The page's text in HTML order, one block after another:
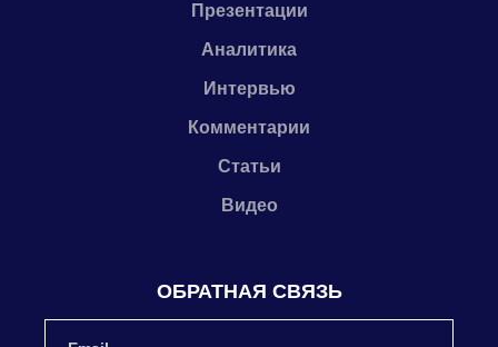
Презентации
Аналитика
Интервью
Комментарии
Статьи
Видео
ОБРАТНАЯ СВЯЗЬ